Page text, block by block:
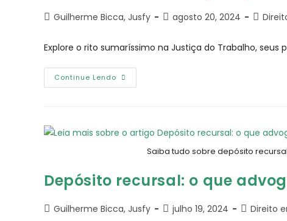
Guilherme Bicca, Jusfy agosto 20, 2024
Explore o rito sumaríssimo na Justiça do Trabalho,
Continue Lendo
Saiba tudo sobre depósito
Depósito recursal: o que
Guilherme Bicca, Jusfy julho 19, 2024 Direito